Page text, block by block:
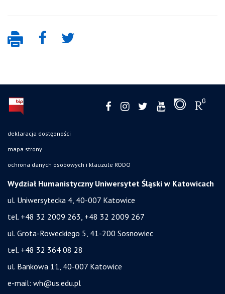
deklaracja dostępności
mapa strony
ochrona danych osobowych i klauzule RODO
Wydział Humanistyczny Uniwersytet Śląski w Katowicach
ul. Uniwersytecka 4, 40-007 Katowice
tel. +48 32 2009 263, +48 32 2009 267
ul. Grota-Roweckiego 5, 41-200 Sosnowiec
tel. +48 32 364 08 28
ul. Bankowa 11, 40-007 Katowice
e-mail: wh@us.edu.pl